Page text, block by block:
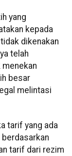
yang
kepada
dikenakan
telah
besar
melintasi
tarif yang ada
tarif dari rezim